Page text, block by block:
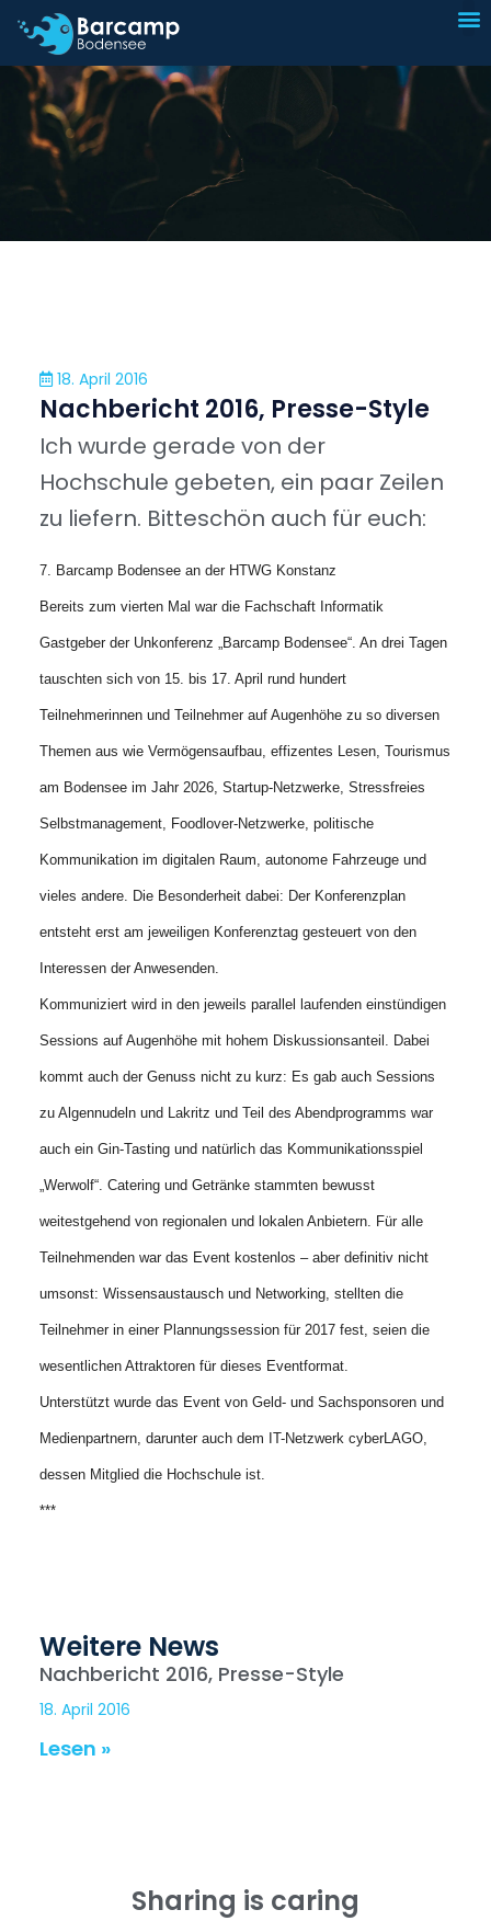
18. April 2016
Nachbericht 2016, Presse-Style
Ich wurde gerade von der
Hochschule gebeten, ein paar Zeilen
zu liefern. Bitteschön auch für euch:
7. Barcamp Bodensee an der HTWG Konstanz
Bereits zum vierten Mal war die Fachschaft Informatik
Gastgeber der Unkonferenz „Barcamp Bodensee“. An drei Tagen
tauschten sich von 15. bis 17. April rund hundert
Teilnehmerinnen und Teilnehmer auf Augenhöhe zu so diversen
Themen aus wie Vermögensaufbau, effizentes Lesen, Tourismus
am Bodensee im Jahr 2026, Startup-Netzwerke, Stressfreies
Selbstmanagement, Foodlover-Netzwerke, politische
Kommunikation im digitalen Raum, autonome Fahrzeuge und
vieles andere. Die Besonderheit dabei: Der Konferenzplan
entsteht erst am jeweiligen Konferenztag gesteuert von den
Interessen der Anwesenden.
Kommuniziert wird in den jeweils parallel laufenden einstündigen
Sessions auf Augenhöhe mit hohem Diskussionsanteil. Dabei
kommt auch der Genuss nicht zu kurz: Es gab auch Sessions
zu Algennudeln und Lakritz und Teil des Abendprogramms war
auch ein Gin-Tasting und natürlich das Kommunikationsspiel
„Werwolf“. Catering und Getränke stammten bewusst
weitestgehend von regionalen und lokalen Anbietern. Für alle
Teilnehmenden war das Event kostenlos – aber definitiv nicht
umsonst: Wissensaustausch und Networking, stellten die
Teilnehmer in einer Plannungssession für 2017 fest, seien die
wesentlichen Attraktoren für dieses Eventformat.
Unterstützt wurde das Event von Geld- und Sachsponsoren und
Medienpartnern, darunter auch dem IT-Netzwerk cyberLAGO,
dessen Mitglied die Hochschule ist.
***
Weitere News
Nachbericht 2016, Presse-Style
18. April 2016
Lesen »
Sharing is caring